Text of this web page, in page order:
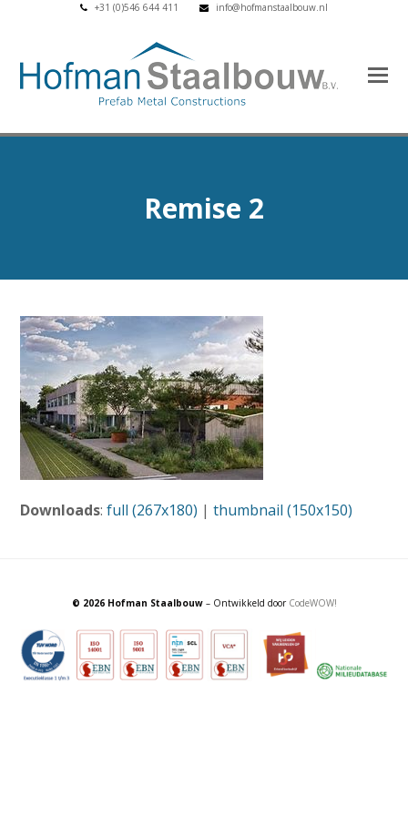
+31 (0)546 644 411 info@hofmanstaalbouw.nl
Remise 2
Downloads:full (267x180) |thumbnail (150x150)
© 2026 Hofman Staalbouw– Ontwikkeld door CodeWOW!